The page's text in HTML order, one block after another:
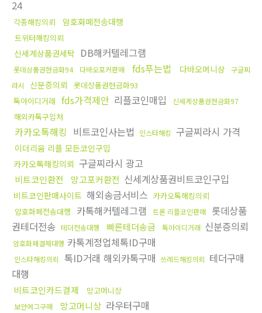
24
각종해킹의뢰 암호화폐전송대행
트위터해킹의뢰
신세계상품권세탁 DB해커텔레그램
롯데상품권현금화94 다바오포커판매 fds푸는법 다바오머니상
구글찌
라시
신분증의뢰 롯데상품권현금화93
톡아이디거래 fds가격제안 리플코인매입 신세계상품권현금화97
해외카톡구입처
카카오톡해킹 비트코인사는법 인스타해킹 구글찌라시 가격
이더리움 리플 모든코인구입
카카오톡해킹의뢰 구글찌라시 광고
비트코인환전 망고포커환전 신세계상품권비트코인구입
비트코인판매사이트 해외송금서비스 카카오톡해킹의뢰
암호화폐전송대행
카톡해커텔레그램 트론 리플코인판매
롯데상품
권테더전송 테더전송대행 빠른테더송금 톡아이디거래 신분증의뢰
암호화폐결제대행 카톡계정업체톡ID구매
인스타해킹의뢰 톡ID거래 해외카톡구매 쓰레드해킹의뢰 테더구매
대행
비트코인카드결제 망고머니상
보안에그구매 망고머니상 라우터구매